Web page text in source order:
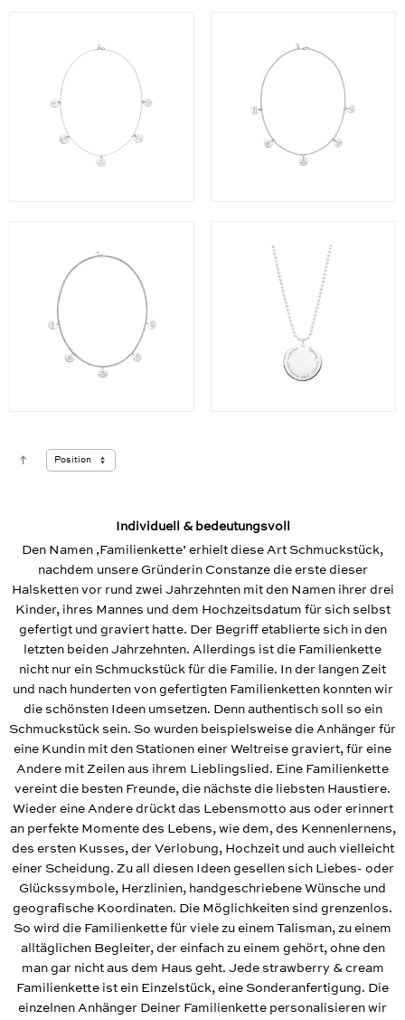
Individuell & bedeutungsvoll
Den Namen ‚Familienkette’ erhielt diese Art Schmuckstück,
nachdem unsere Gründerin Constanze die erste dieser
Halsketten vor rund zwei Jahrzehnten mit den Namen ihrer drei
Kinder, ihres Mannes und dem Hochzeitsdatum für sich selbst
gefertigt und graviert hatte. Der Begriff etablierte sich in den
letzten beiden Jahrzehnten. Allerdings ist die Familienkette
nicht nur ein Schmuckstück für die Familie. In der langen Zeit
und nach hunderten von gefertigten Familienketten konnten wir
die schönsten Ideen umsetzen. Denn authentisch soll so ein
Schmuckstück sein. So wurden beispielsweise die Anhänger für
eine Kundin mit den Stationen einer Weltreise graviert, für eine
Andere mit Zeilen aus ihrem Lieblingslied. Eine Familienkette
vereint die besten Freunde, die nächste die liebsten Haustiere.
Wieder eine Andere drückt das Lebensmotto aus oder erinnert
an perfekte Momente des Lebens, wie dem, des Kennenlernens,
des ersten Kusses, der Verlobung, Hochzeit und auch vielleicht
einer Scheidung. Zu all diesen Ideen gesellen sich Liebes- oder
Glückssymbole, Herzlinien, handgeschriebene Wünsche und
geografische Koordinaten. Die Möglichkeiten sind grenzenlos.
So wird die Familienkette für viele zu einem Talisman, zu einem
alltäglichen Begleiter, der einfach zu einem gehört, ohne den
man gar nicht aus dem Haus geht. Jede strawberry & cream
Familienkette ist ein Einzelstück, eine Sonderanfertigung. Die
einzelnen Anhänger Deiner Familienkette personalisieren wir